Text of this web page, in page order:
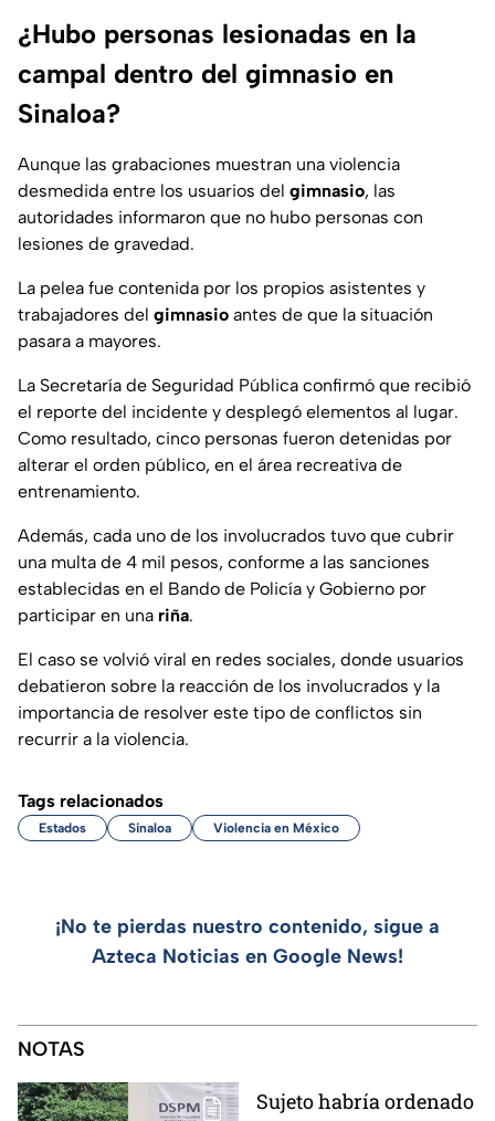
¿Hubo personas lesionadas en la
campal dentro del gimnasio en
Sinaloa?
Aunque las grabaciones muestran una violencia
desmedida entre los usuarios del gimnasio, las
autoridades informaron que no hubo personas con
lesiones de gravedad.
La pelea fue contenida por los propios asistentes y
trabajadores del gimnasio antes de que la situación
pasara a mayores.
La Secretaría de Seguridad Pública confirmó que recibió
el reporte del incidente y desplegó elementos al lugar.
Como resultado, cinco personas fueron detenidas por
alterar el orden público, en el área recreativa de
entrenamiento.
Además, cada uno de los involucrados tuvo que cubrir
una multa de 4 mil pesos, conforme a las sanciones
establecidas en el Bando de Policía y Gobierno por
participar en una riña.
El caso se volvió viral en redes sociales, donde usuarios
debatieron sobre la reacción de los involucrados y la
importancia de resolver este tipo de conflictos sin
recurrir a la violencia.
Tags relacionados
Estados Sinaloa Violencia en México
¡No te pierdas nuestro contenido, sigue a
Azteca Noticias en Google News!
NOTAS
Sujeto habría ordenado